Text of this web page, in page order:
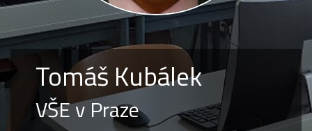
Tomáš Kubálek
VŠE v Praze